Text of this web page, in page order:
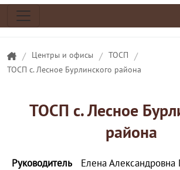
/ Центры и офисы / ТОСП /
ТОСП с. Лесное Бурлинского района
ТОСП с. Лесное
района
Руководитель
Елена Александровна